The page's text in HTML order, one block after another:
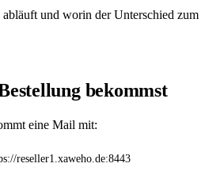
und worin der Unterschied zum
bekommst
eine Mail mit:
reseller1.xaweho.de:8443